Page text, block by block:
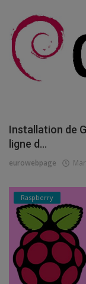
Installation de
ligne d...
eurowebpage
Raspberry